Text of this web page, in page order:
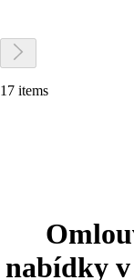
17 items
nabídky